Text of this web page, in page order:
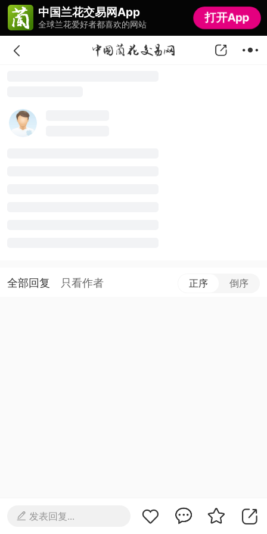
中国兰花交易网App
全球兰花爱好者都喜欢的网站 打开App
中国兰花交易网App
全球兰花爱好者都喜欢的网站 打开App
全部回复 只看作者 正序 倒序
发表回复...